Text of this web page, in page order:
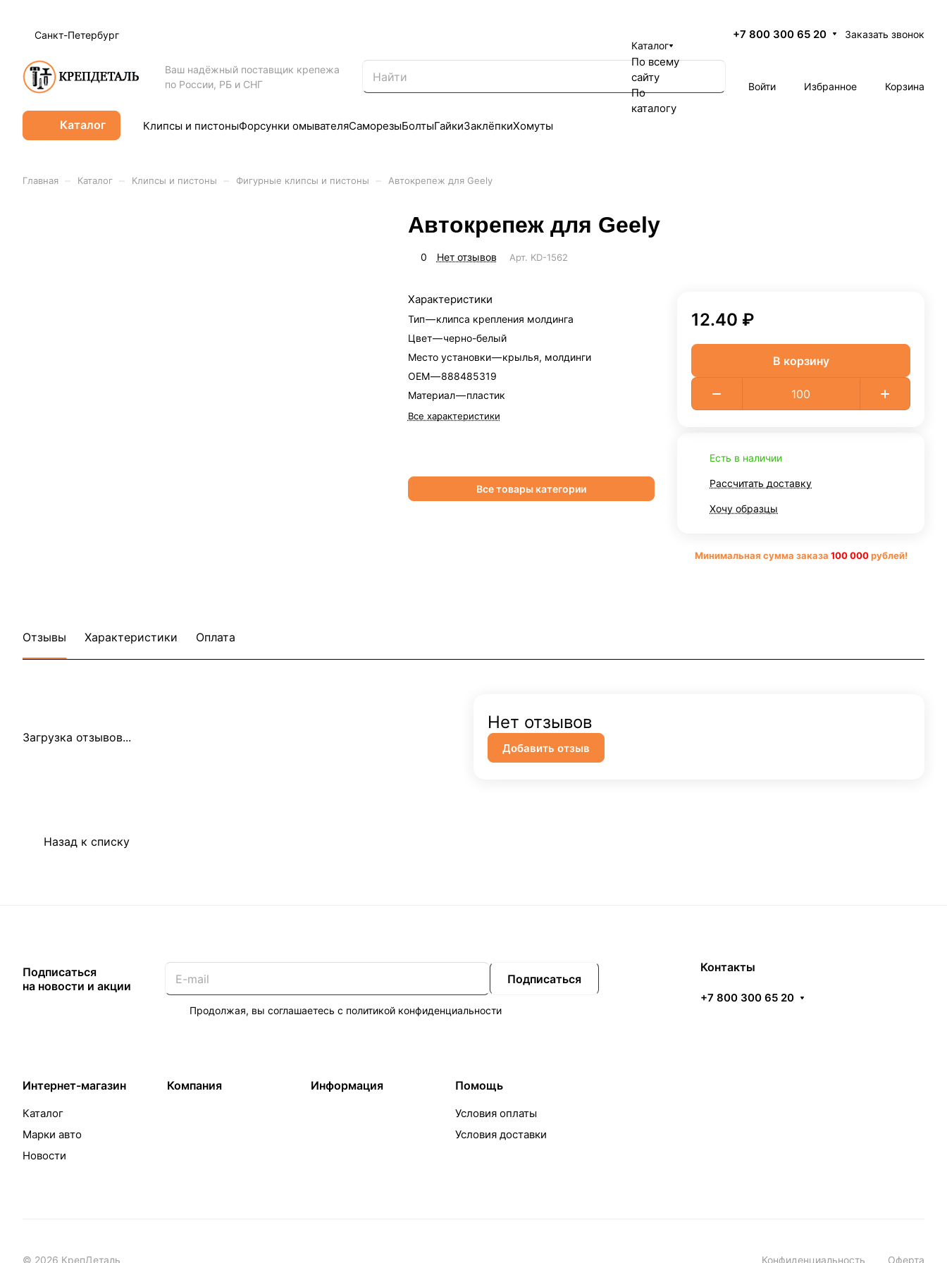
Санкт-Петербург +7 800 300 65 20 Заказать звонок
Ваш надёжный поставщик крепежа
по России, РБ и СНГ
Каталог
По всему
сайту
По
каталогу
Войти Избранное Корзина
Каталог Клипсы и пистоныФорсунки омывателяСаморезыБолтыГайкиЗаклёпкиХомуты
Главная Каталог Клипсы и пистоны Фигурные клипсы и пистоны Автокрепеж для Geely
Автокрепеж для Geely
0 Нет отзывов Арт. KD-1562
Характеристики
Тип—клипса крепления молдинга
Цвет—черно-белый
Место установки—крылья, молдинги
OEM—888485319
Материал—пластик
Все характеристики
Все товары категории
12.40 ₽
В корзину
Есть в наличии
Рассчитать доставку
Хочу образцы
Минимальная сумма заказа 100 000рублей!
Отзывы Характеристики Оплата
Загрузка отзывов...
Нет отзывов
Добавить отзыв
Назад к списку
Подписаться
на новости и акции
Подписаться
Продолжая, вы соглашаетесь с политикой конфиденциальности
Интернет-магазин
Каталог
Марки авто
Новости
Компания Информация Помощь
Условия оплаты
Условия доставки
Контакты
+7 800 300 65 20
© 2026 КрепДеталь Конфиденциальность Оферта